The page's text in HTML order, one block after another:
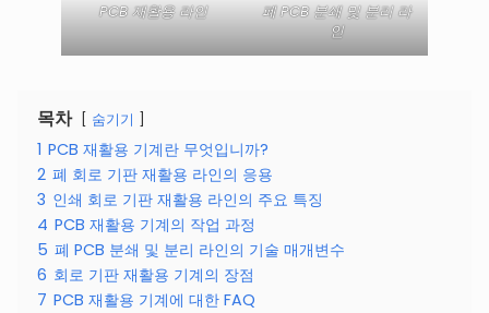
PCB 재활용 라인
폐 PCB 분쇄 및 분리 라
인
목차 숨기기
1 PCB 재활용 기계란 무엇입니까?
2 폐 회로 기판 재활용 라인의 응용
3 인쇄 회로 기판 재활용 라인의 주요 특징
4 PCB 재활용 기계의 작업 과정
5 폐 PCB 분쇄 및 분리 라인의 기술 매개변수
6 회로 기판 재활용 기계의 장점
7 PCB 재활용 기계에 대한 FAQ